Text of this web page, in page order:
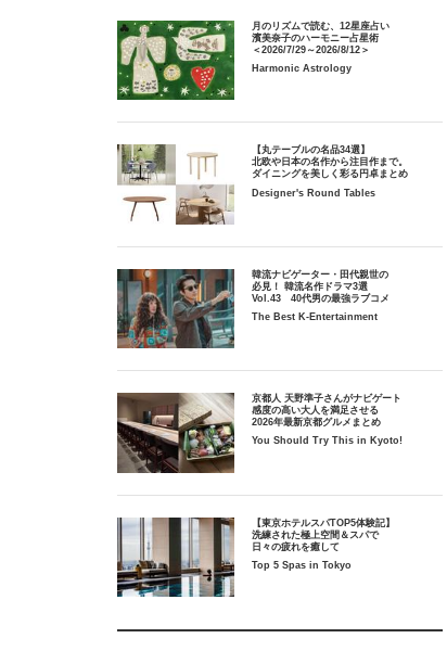
月のリズムで読む、12星座占い
濱美奈子のハーモニー占星術
＜2026/7/29～2026/8/12＞
Harmonic Astrology
【丸テーブルの名品34選】
北欧や日本の名作から注目作まで。
ダイニングを美しく彩る円卓まとめ
Designer's Round Tables
韓流ナビゲーター・田代親世の
必見！ 韓流名作ドラマ3選
Vol.43 40代男の最強ラブコメ
The Best K-Entertainment
京都人 天野準子さんがナビゲート
感度の高い大人を満足させる
2026年最新京都グルメまとめ
You Should Try This in Kyoto!
【東京ホテルスパTOP5体験記】
洗練された極上空間＆スパで
日々の疲れを癒して
Top 5 Spas in Tokyo